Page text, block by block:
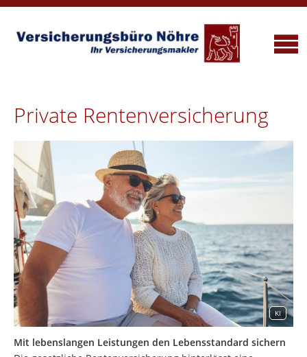
Private Rentenversicherung
KI
Mit lebenslangen Leistungen den Lebensstandard sichern